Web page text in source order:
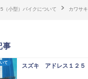
（小型）バイクについて カワサ
事
て スズキ アドレス１２５